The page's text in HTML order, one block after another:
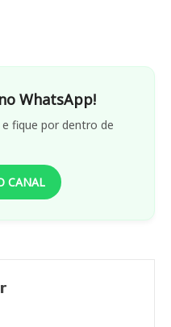
WhatsApp!
fique por dentro de
CANAL